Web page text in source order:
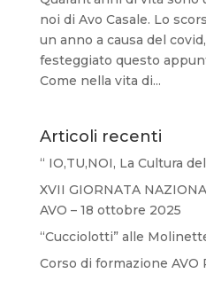
noi di Avo Casale. Lo
un anno a causa del
festeggiato questo
Come nella vita di...
Articoli recenti
“ IO,TU,NOI, La Cultura
XVII GIORNATA
AVO – 18 ottobre 2025
“Cucciolotti” alle
Corso di formazione